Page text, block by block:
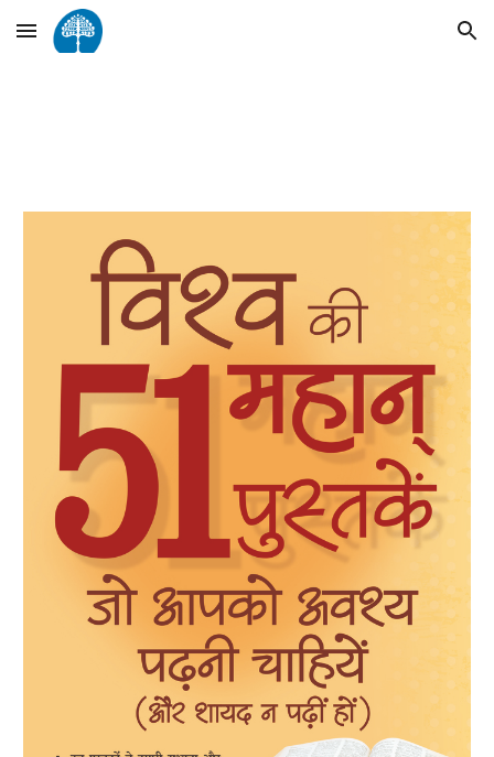
Skip to main content Skip to navigation